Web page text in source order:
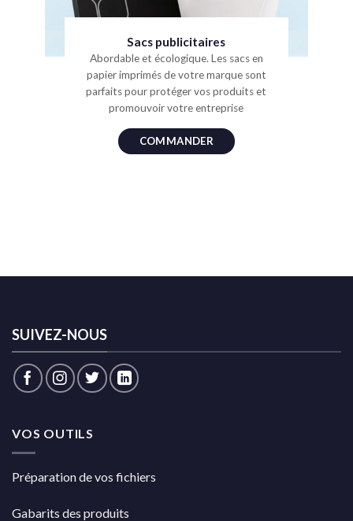
Sacs publicitaires
Abordable et écologique. Les sacs en
papier imprimés de votre marque sont
parfaits pour protéger vos produits et
promouvoir votre entreprise
COMMANDER
SUIVEZ-NOUS
VOS OUTILS
Préparation de vos fichiers
Gabarits des produits